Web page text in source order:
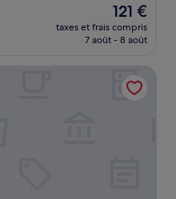
Le
nouveau
prix
de
121 €
121 €
taxes et frais compris
7 août - 8 août